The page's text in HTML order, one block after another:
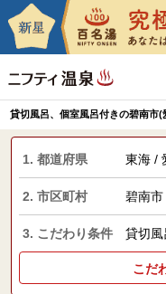
貸切風呂、個室風呂付きの碧南市
1. 都道府県 東海 /
2. 市区町村 碧南市
3. こだわり条件 貸切風
こだ